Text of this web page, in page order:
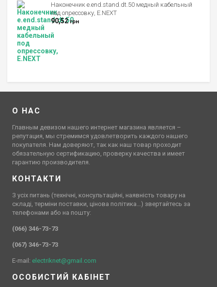
Наконечник e.end.stand.dt.50 медный кабельный
под опрессовку, E.NEXT
90,52грн
О НАС
Главным девизом нашего интернет магазина является –
репутация, мы стремимся удовлетворить каждого нашего
покупателя. Нам доверяют, так как наш товар проходит
обязательную сертификацию, проверку качества и имеет
гарантию производителя.
КОНТАКТИ
З усіх питань (технічні, консультаційні, наявність товару на
складі, терміни поставки, цінова політика…) звертайтесь за
телефонами або на пошту:
(066) 346-73-73
(067) 346-73-73
E-mail: electriknet@gmail.com
ОСОБИСТИЙ КАБІНЕТ